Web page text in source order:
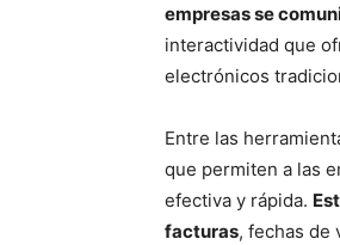
empresas se
interactividad que
electrónicos
Entre las
que permiten a las
efectiva y rápida.
facturas, fechas de